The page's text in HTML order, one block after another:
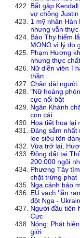
Bắt gặp
vợ chồng
1 mỹ nhân Hàn
nhưng vẫn
Bảo Thy hiếm
MONO vì lý do
Phạm Hương
nhưng thực
Nữ diễn viên
thần
Chân dài người
"Nữ hoàng
cực nổi bật
Ngân Khánh
con cái
Họa tiết hoa lại
Đáng sắm nhất
loe siêu tôn
Vừa trở lại,
Động đất tại
200.000 ngôi
Phương Tây
chặt trừng phạt
Nga cảnh báo
EU vạch 'lằn
đột Nga -
Người đầu tiên
Cực
Nóng: Phát
giới